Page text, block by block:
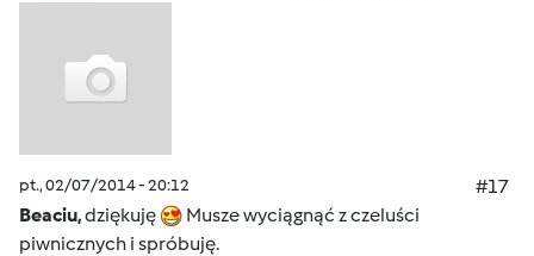
pt., 02/07/2014 - 20:12
#17
Beaciu,dziękuję
Musze wyciągnąć z czeluści
piwnicznych i spróbuję.